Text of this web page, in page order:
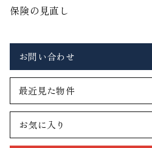
保険の見直し
お問い合わせ
最近見た物件
お気に入り